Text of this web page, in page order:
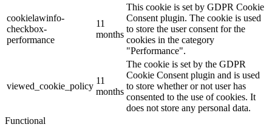
cookielawinfo-
checkbox-
performance
11
months
This cookie is set by GDPR Cookie
Consent plugin. The cookie is used
to store the user consent for the
cookies in the category
"Performance".
viewed_cookie_policy
11
months
The cookie is set by the GDPR
Cookie Consent plugin and is used
to store whether or not user has
consented to the use of cookies. It
does not store any personal data.
Functional